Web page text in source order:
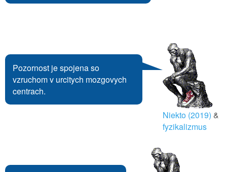
Pozornost je spojena so
vzruchom v urcitych mozgovych
centrach.
Niekto (2019) &
fyzikalizmus